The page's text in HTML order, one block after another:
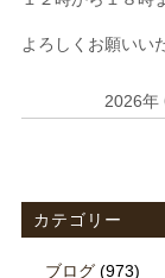
よろしくお願いい
2026年
カテゴリー
ブログ(973)